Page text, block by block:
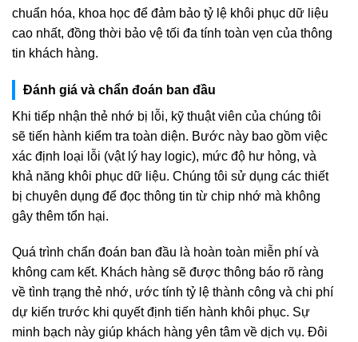
chuẩn hóa, khoa học để đảm bảo tỷ lệ khôi phục dữ liệu
cao nhất, đồng thời bảo vệ tối đa tính toàn vẹn của thông
tin khách hàng.
Đánh giá và chẩn đoán ban đầu
Khi tiếp nhận thẻ nhớ bị lỗi, kỹ thuật viên của chúng tôi
sẽ tiến hành kiểm tra toàn diện. Bước này bao gồm việc
xác định loại lỗi (vật lý hay logic), mức độ hư hỏng, và
khả năng khôi phục dữ liệu. Chúng tôi sử dụng các thiết
bị chuyên dụng để đọc thông tin từ chip nhớ mà không
gây thêm tổn hại.
Quá trình chẩn đoán ban đầu là hoàn toàn miễn phí và
không cam kết. Khách hàng sẽ được thông báo rõ ràng
về tình trạng thẻ nhớ, ước tính tỷ lệ thành công và chi phí
dự kiến trước khi quyết định tiến hành khôi phục. Sự
minh bạch này giúp khách hàng yên tâm về dịch vụ. Đôi